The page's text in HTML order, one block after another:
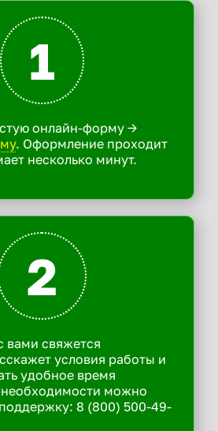
1
онлайн-форму ->
. Оформление проходит
несколько минут.
2
вами свяжется
условия работы и
удобное время
можно
8 (800) 500-49-